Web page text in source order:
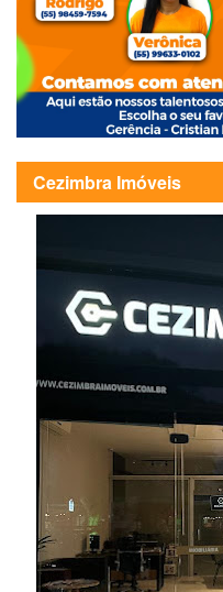
Cezimbra Imóveis